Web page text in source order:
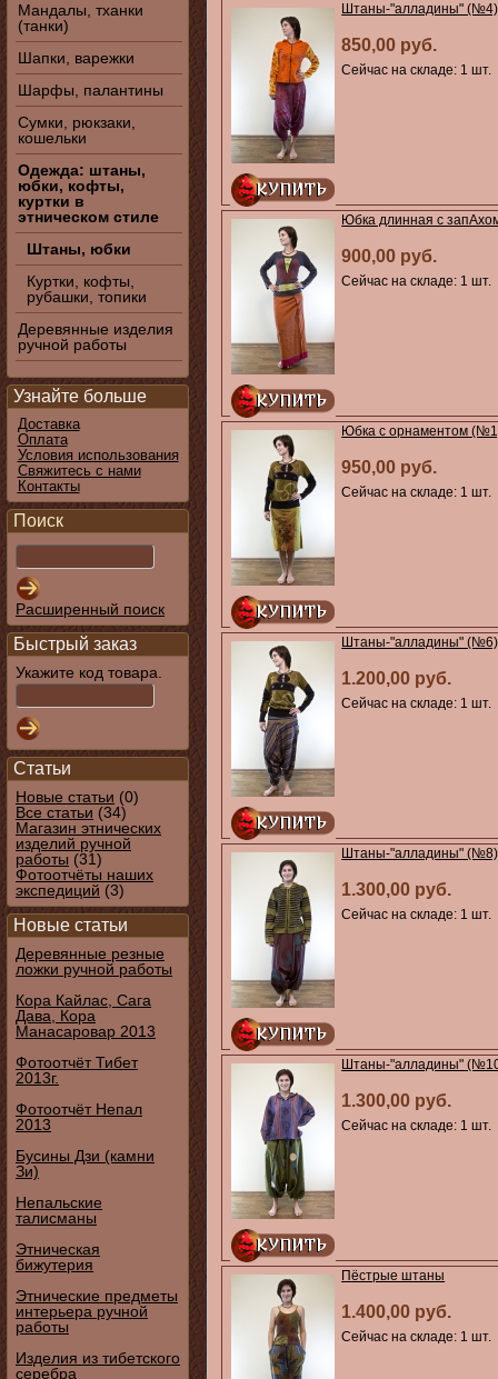
Штаны-"алладины" (№4)
850,00 руб.
Сейчас на складе: 1 шт.
Юбка длинная с
900,00 руб.
Сейчас на складе: 1 шт.
Юбка с орнаментом
950,00 руб.
Сейчас на складе: 1 шт.
Штаны-"алладины" (№6)
1.200,00 руб.
Сейчас на складе: 1 шт.
Штаны-"алладины" (№8)
1.300,00 руб.
Сейчас на складе: 1 шт.
Штаны-"алладины"
1.300,00 руб.
Сейчас на складе: 1 шт.
Пёстрые штаны
1.400,00 руб.
Сейчас на складе: 1 шт.
Мандалы, тханки
(танки)
Шапки, варежки
Шарфы, палантины
Сумки, рюкзаки,
кошельки
Одежда: штаны,
юбки, кофты,
куртки в
этническом стиле
Штаны, юбки
Куртки, кофты,
рубашки, топики
Деревянные изделия
ручной работы
Узнайте больше
Доставка
Оплата
Условия использования
Свяжитесь с нами
Контакты
Поиск
Расширенный поиск
Быстрый заказ
Укажите код товара.
Статьи
Новые статьи (0)
Все статьи (34)
Магазин этнических
изделий ручной
работы (31)
Фотоотчёты наших
экспедиций (3)
Новые статьи
Деревянные резные
ложки ручной работы
Кора Кайлас, Сага
Дава, Кора
Манасаровар 2013
Фотоотчёт Тибет
2013г.
Фотоотчёт Непал
2013
Бусины Дзи (камни
Зи)
Непальские
талисманы
Этническая
бижутерия
Этнические предметы
интерьера ручной
работы
Изделия из тибетского
серебра